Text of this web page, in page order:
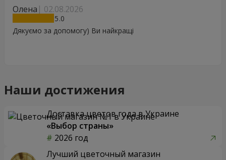
Олена 02.08.2026
5
Дякуємо за допомогу) Ви найкращі
Наши достижения
Доставка цветов года в Украине
«Выбор страны»
2026 год
Лучший цветочный магазин